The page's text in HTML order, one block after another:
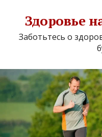
Здоровье
Заботьтесь о